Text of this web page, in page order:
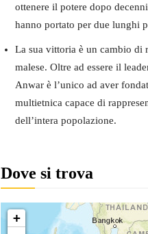
ottenere il potere dopo
hanno portato per due lunghi
La sua vittoria è un cambio di
malese. Oltre ad essere il
Anwar è l’unico ad aver
multietnica capace di
dell’intera popolazione.
Dove si trova